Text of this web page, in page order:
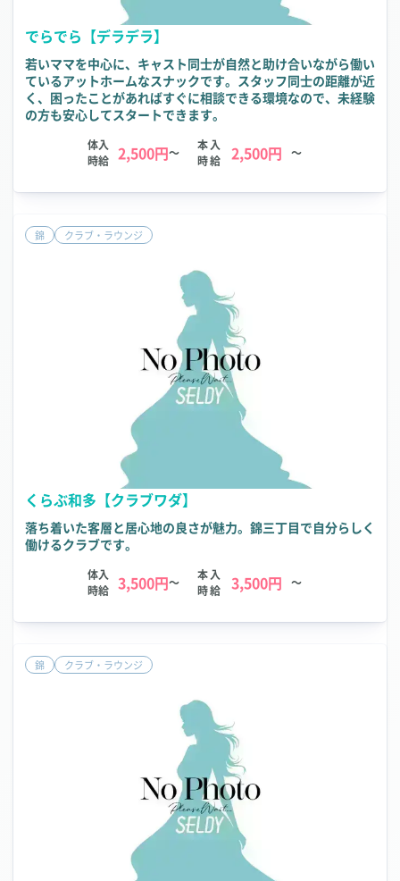
でらでら【デラデラ】
若いママを中心に、キャスト同士が自然と助け合いながら働い
ているアットホームなスナックです。スタッフ同士の距離が近
く、困ったことがあればすぐに相談できる環境なので、未経験
の方も安心してスタートできます。
体入
時給 2,500円～
本入
時給
2,500円 ～
錦 クラブ・ラウンジ
くらぶ和多【クラブワダ】
落ち着いた客層と居心地の良さが魅力。錦三丁目で自分らしく
働けるクラブです。
体入
時給 3,500円～
本入
時給
3,500円 ～
錦 クラブ・ラウンジ